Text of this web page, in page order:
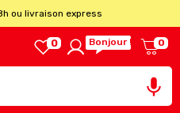
ou livraison express
0 Bonjour ! 0
